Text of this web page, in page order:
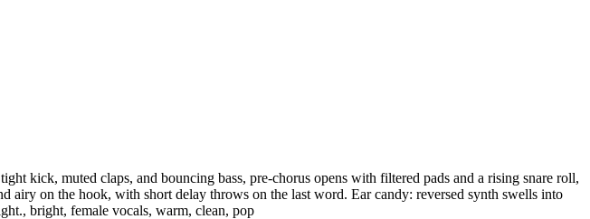
kick, muted claps, and bouncing bass, pre-chorus opens with filtered pads and a rising snare roll,
airy on the hook, with short delay throws on the last word. Ear candy: reversed synth swells into
bright, female vocals, warm, clean, pop